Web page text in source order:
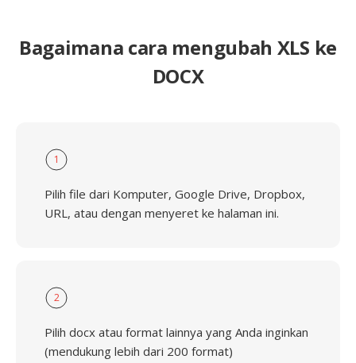
Bagaimana cara mengubah XLS ke
DOCX
1
Pilih file dari Komputer, Google Drive, Dropbox,
URL, atau dengan menyeret ke halaman ini.
2
Pilih docx atau format lainnya yang Anda inginkan
(mendukung lebih dari 200 format)